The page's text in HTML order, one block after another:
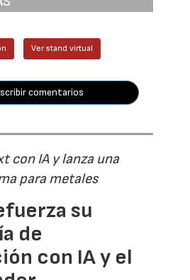
Ver stand virtual
comentarios
con IA y lanza una
para metales
su
de
con IA y el